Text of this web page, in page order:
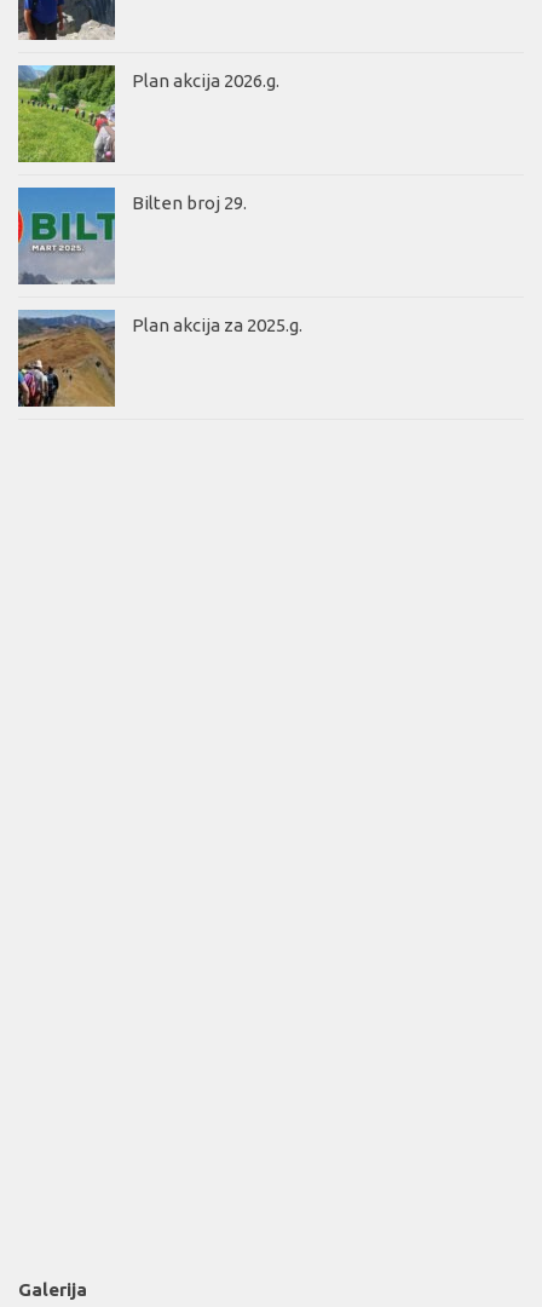
Plan akcija 2026.g.
Bilten broj 29.
Plan akcija za 2025.g.
Galerija